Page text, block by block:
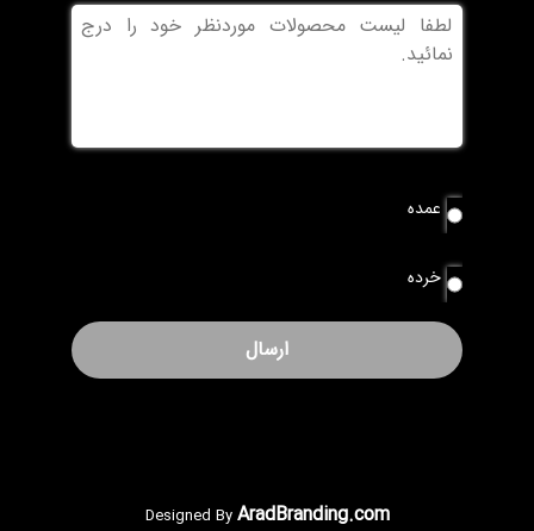
بدون
عنوان
نوع
سفارش
عمده
خرده
Designed ByAradBranding.com